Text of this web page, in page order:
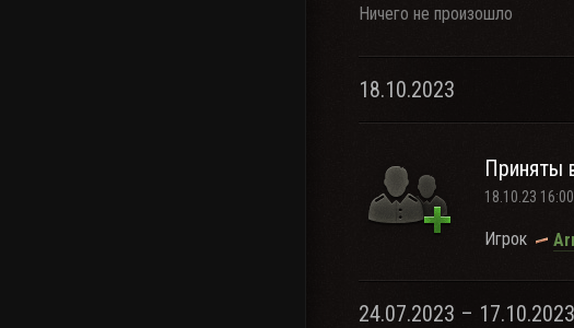
Ничего не произошло
18.10.2023
Приняты
18.10.23 16:00
Игрок
24.07.2023 – 17.10.2023